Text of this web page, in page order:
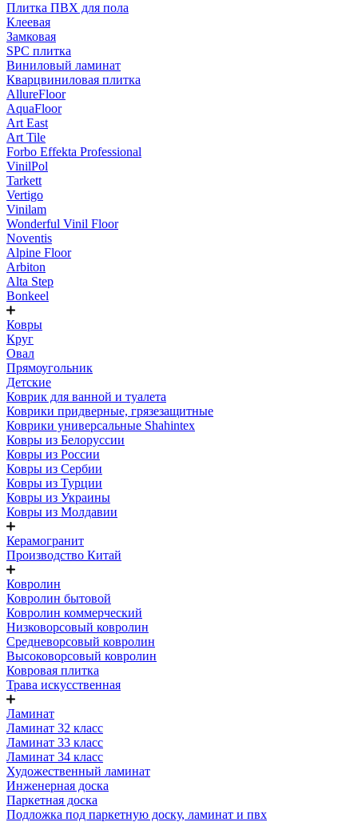
Плитка ПВХ для пола
Клеевая
Замковая
SPC плитка
Виниловый ламинат
Кварцвиниловая плитка
AllureFloor
AquaFloor
Art East
Art Tile
Forbo Effekta Professional
VinilPol
Tarkett
Vertigo
Vinilam
Wonderful Vinil Floor
Noventis
Alpine Floor
Arbiton
Alta Step
Bonkeel
Ковры
Круг
Овал
Прямоугольник
Детские
Коврик для ванной и туалета
Коврики придверные, грязезащитные
Коврики универсальные Shahintex
Ковры из Белоруссии
Ковры из России
Ковры из Сербии
Ковры из Турции
Ковры из Украины
Ковры из Молдавии
Керамогранит
Производство Китай
Ковролин
Ковролин бытовой
Ковролин коммерческий
Низковорсовый ковролин
Средневорсовый ковролин
Высоковорсовый ковролин
Ковровая плитка
Трава искусственная
Ламинат
Ламинат 32 класс
Ламинат 33 класс
Ламинат 34 класс
Художественный ламинат
Инженерная доска
Паркетная доска
Подложка под паркетную доску, ламинат и пвх